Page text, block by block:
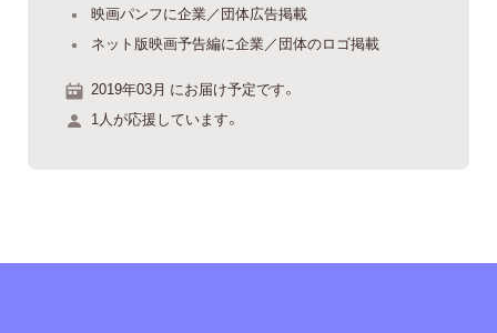
映画パンフに企業／団体広告掲載
ネット版映画予告編に企業／団体のロゴ掲載
2019年03月 にお届け予定です。
1人が応援しています。